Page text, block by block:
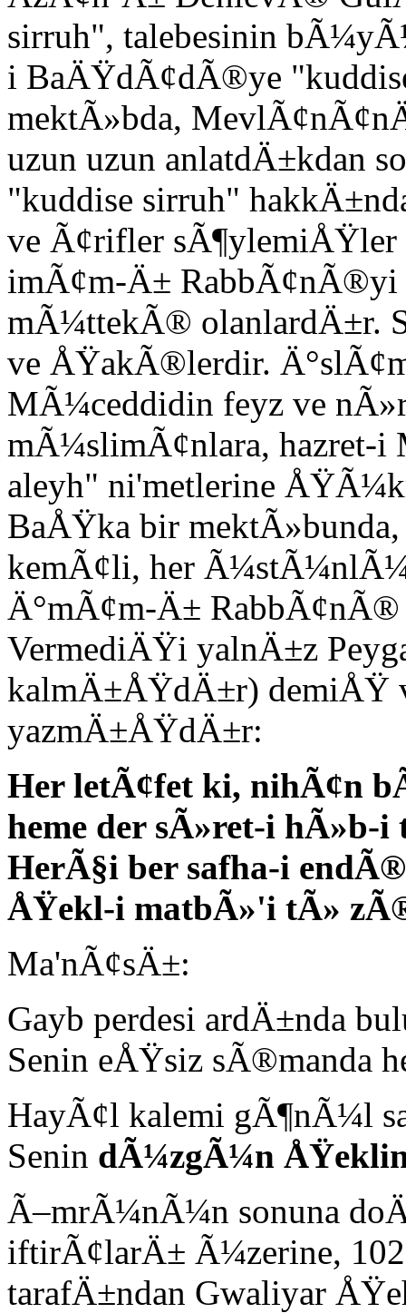
sirruh", talebesinin
i BaÄŸdÃ¢dÃ®ye
mektÃ»bda,
uzun uzun anlatdÄ±kdan
"kuddise sirruh"
ve Ã¢rifler
imÃ¢m-Ä± RabbÃ¢nÃ®yi
mÃ¼ttekÃ® olanlardÄ±r.
ve ÅŸakÃ®lerdir.
MÃ¼ceddidin feyz ve
mÃ¼slimÃ¢nlara, hazret-
aleyh" ni'metlerine
BaÅŸka bir
kemÃ¢li, her
Ä°mÃ¢m-Ä±
VermediÄŸi yalnÄ±z
kalmÄ±ÅŸdÄ±r)
yazmÄ±ÅŸdÄ±r:
Her letÃ¢fet ki, nihÃ¢n
heme der sÃ»ret-i hÃ»b-
HerÃ§i ber safha-i
ÅŸekl-i matbÃ»'i tÃ»
Ma'nÃ¢sÄ±:
Gayb perdesi ardÄ±nda
Senin eÅŸsiz sÃ®manda
HayÃ¢l kalemi gÃ¶nÃ¼l
Senin dÃ¼zgÃ¼n
Ã–mrÃ¼nÃ¼n sonuna
iftirÃ¢larÄ± Ã¼zerine,
tarafÄ±ndan Gwaliyar